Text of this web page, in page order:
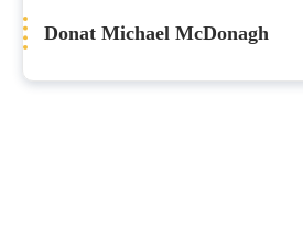
Donat Michael McDonagh